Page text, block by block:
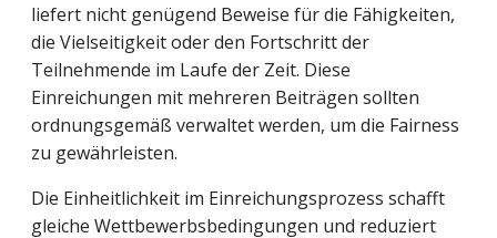
liefert nicht genügend Beweise für die Fähigkeiten,
die Vielseitigkeit oder den Fortschritt der
Teilnehmende im Laufe der Zeit. Diese
Einreichungen mit mehreren Beiträgen sollten
ordnungsgemäß verwaltet werden, um die Fairness
zu gewährleisten.
Die Einheitlichkeit im Einreichungsprozess schafft
gleiche Wettbewerbsbedingungen und reduziert